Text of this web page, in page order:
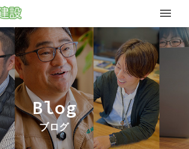
Blog
ブログ